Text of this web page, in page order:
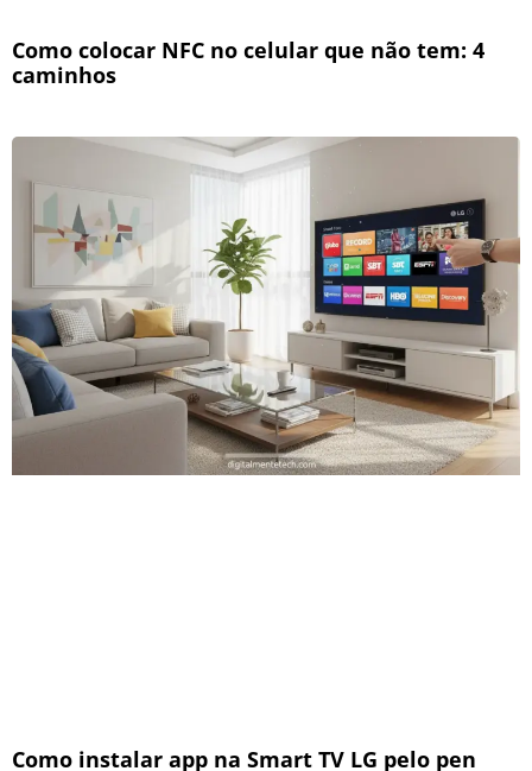
Como colocar NFC no celular que não tem: 4
caminhos
Como instalar app na Smart TV LG pelo pen